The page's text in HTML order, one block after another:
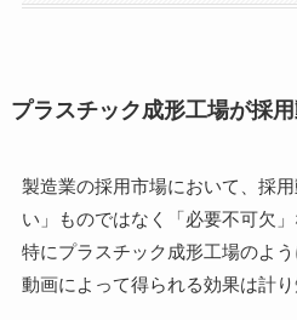
プラスチック成形工場が採
製造業の採用市場において、採
い」ものではなく「必要不可欠
特にプラスチック成形工場のよ
動画によって得られる効果は計り